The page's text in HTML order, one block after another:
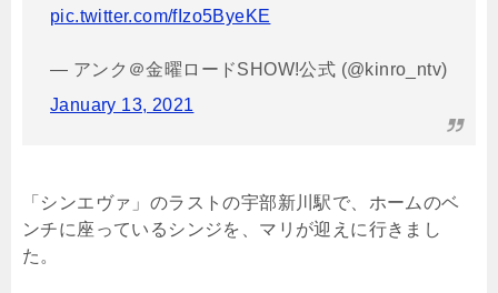
pic.twitter.com/fIzo5ByeKE
— アンク＠金曜ロードSHOW!公式 (@kinro_ntv)
January 13, 2021
「シンエヴァ」のラストの宇部新川駅で、ホームのベ
ンチに座っているシンジを、マリが迎えに行きまし
た。